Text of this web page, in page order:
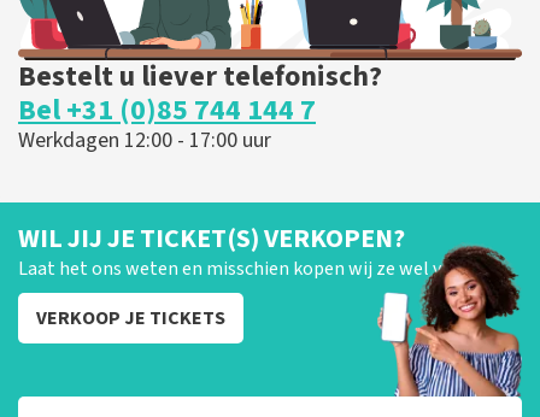
Bestelt u liever telefonisch?
Bel +31 (0)85 744 144 7
Werkdagen 12:00 - 17:00 uur
WIL JIJ JE TICKET(S) VERKOPEN?
Laat het ons weten en misschien kopen wij ze wel van je!
VERKOOP JE TICKETS